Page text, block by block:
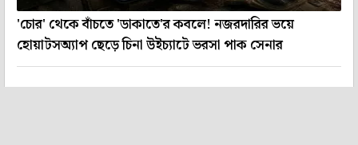
'চোর' থেকে বাঁচতে 'ডাকাতে'র কবলে! নজরদারির ভয়ে
হোয়াটসঅ্যাপ ছেড়ে চিনা উইচ্যাটে ভরসা পাক সেনার